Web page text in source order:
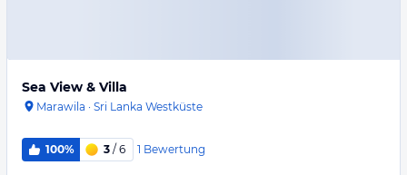
Sea View & Villa
Marawila · Sri Lanka Westküste
100% 3 / 6 1 Bewertung